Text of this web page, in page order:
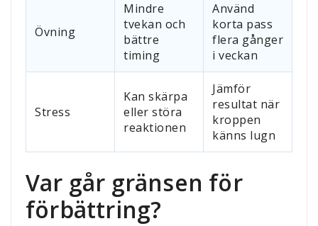
Övning
Mindre
tvekan och
bättre
timing
Använd
korta pass
flera gånger
i veckan
Stress
Kan skärpa
eller störa
reaktionen
Jämför
resultat när
kroppen
känns lugn
Var går gränsen för
förbättring?